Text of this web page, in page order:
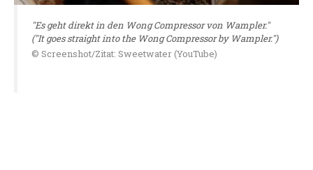
"Es geht direkt in den Wong Compressor von Wampler."
("It goes straight into the Wong Compressor by Wampler.")
© Screenshot/Zitat: Sweetwater (YouTube)